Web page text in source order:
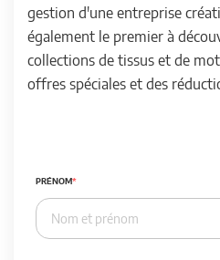
gestion d'une entreprise
également le premier à
collections de tissus et de
offres spéciales et des
PRÉNOM